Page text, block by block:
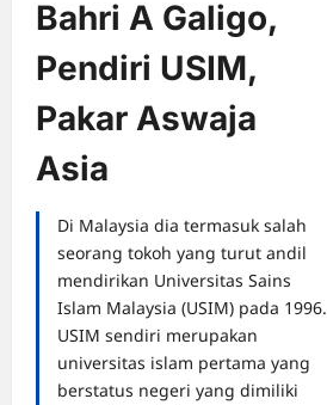
Bahri A Galigo,
Pendiri USIM,
Pakar Aswaja
Asia
Di Malaysia dia termasuk salah
seorang tokoh yang turut andil
mendirikan Universitas Sains
Islam Malaysia (USIM) pada 1996.
USIM sendiri merupakan
universitas islam pertama yang
berstatus negeri yang dimiliki